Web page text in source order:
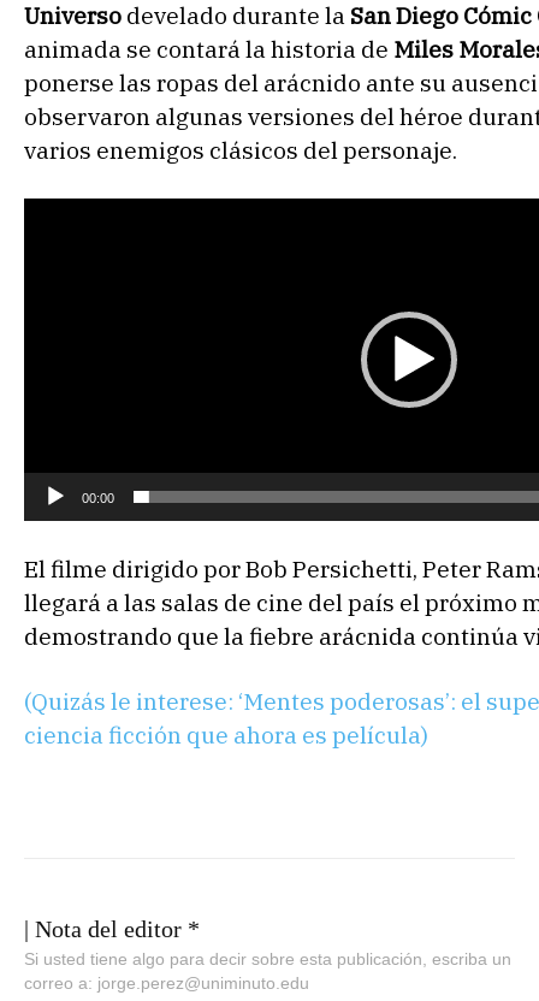
Universo develado durante la San Diego Cómic
animada se contará la historia de Miles
ponerse las ropas del arácnido ante su
observaron algunas versiones del héroe
varios enemigos clásicos del personaje.
o
d
e
v
í
d
e
00:00
El filme dirigido por Bob Persichetti, Peter
llegará a las salas de cine del país el próximo
demostrando que la fiebre arácnida continúa
(Quizás le interese: ‘Mentes poderosas’: el
ciencia ficción que ahora es película)
| Nota del editor *
Si usted tiene algo para decir sobre esta publicación, escriba un
correo a: jorge.perez@uniminuto.edu